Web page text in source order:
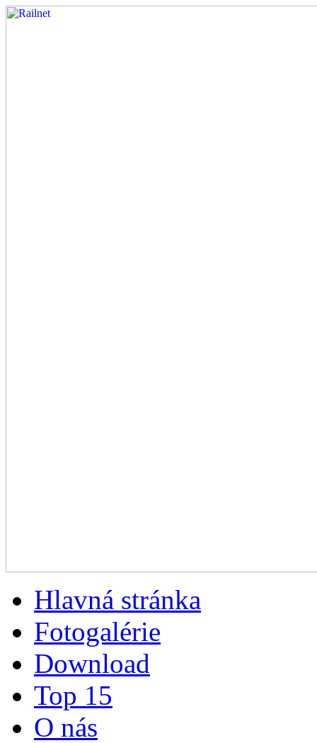
Hlavná stránka
Fotogalérie
Download
Top 15
O nás